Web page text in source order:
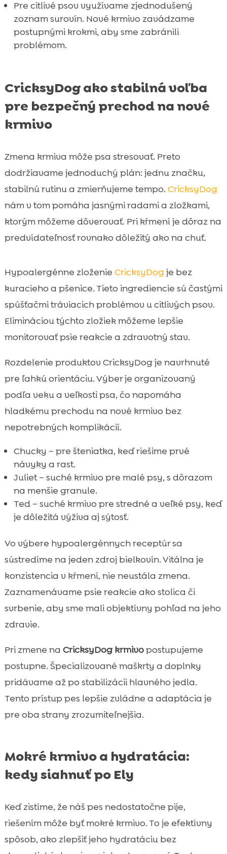
Pre citlivé psov využívame zjednodušený
zoznam surovín. Nové krmivo zavádzame
postupnými krokmi, aby sme zabránili
problémom.
CricksyDog ako stabilná voľba
pre bezpečný prechod na nové
krmivo
Zmena krmiva môže psa stresovať. Preto
dodržiavame jednoduchý plán: jednu značku,
stabilnú rutinu a zmierňujeme tempo. CricksyDog
nám v tom pomáha jasnými radami a zložkami,
ktorým môžeme dôverovať. Pri kŕmení je dôraz na
predvídateľnosť rovnako dôležitý ako na chuť.
Hypoalergénne zloženie CricksyDogje bez
kuracieho a pšenice. Tieto ingrediencie sú častými
spúšťačmi tráviacich problémov u citlivých psov.
Elimináciou týchto zložiek môžeme lepšie
monitorovať psie reakcie a zdravotný stav.
Rozdelenie produktov CricksyDog je navrhnuté
pre ľahkú orientáciu. Výber je organizovaný
podľa veku a veľkosti psa, čo napomáha
hladkému prechodu na nové krmivo bez
nepotrebných komplikácií.
Chucky – pre šteniatka, keď riešime prvé
návyky a rast.
Juliet – suché krmivo pre malé psy, s dôrazom
na menšie granule.
Ted – suché krmivo pre stredné a veľké psy, keď
je dôležitá výživa aj sýtosť.
Vo výbere hypoalergénnych receptúr sa
sústredíme na jeden zdroj bielkovín. Vitálna je
konzistencia v kŕmení, nie neustála zmena.
Zaznamenávame psie reakcie ako stolica či
svrbenie, aby sme mali objektívny pohľad na jeho
zdravie.
Pri zmene na CricksyDog krmivopostupujeme
postupne. Špecializované maškrty a doplnky
pridávame až po stabilizácii hlavného jedla.
Tento prístup pes lepšie zvládne a adaptácia je
pre oba strany zrozumiteľnejšia.
Mokré krmivo a hydratácia:
kedy siahnuť po Ely
Keď zistíme, že náš pes nedostatočne pije,
riešením môže byť mokré krmivo. To je efektívny
spôsob, ako zlepšiť jeho hydratáciu bez